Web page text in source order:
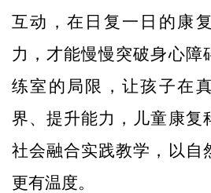
互动，在日复一日的康
力，才能慢慢突破身心障
练室的局限，让孩子在
界、提升能力，儿童康复
社会融合实践教学，以自
更有温度。